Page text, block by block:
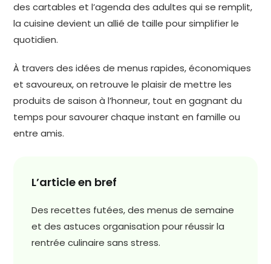
des cartables et l’agenda des adultes qui se remplit,
la cuisine devient un allié de taille pour simplifier le
quotidien.
À travers des idées de menus rapides, économiques
et savoureux, on retrouve le plaisir de mettre les
produits de saison à l’honneur, tout en gagnant du
temps pour savourer chaque instant en famille ou
entre amis.
L’article en bref
Des recettes futées, des menus de semaine
et des astuces organisation pour réussir la
rentrée culinaire sans stress.